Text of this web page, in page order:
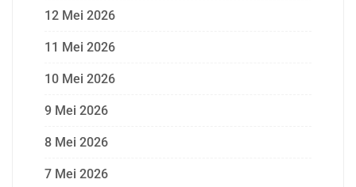
12 Mei 2026
11 Mei 2026
10 Mei 2026
9 Mei 2026
8 Mei 2026
7 Mei 2026